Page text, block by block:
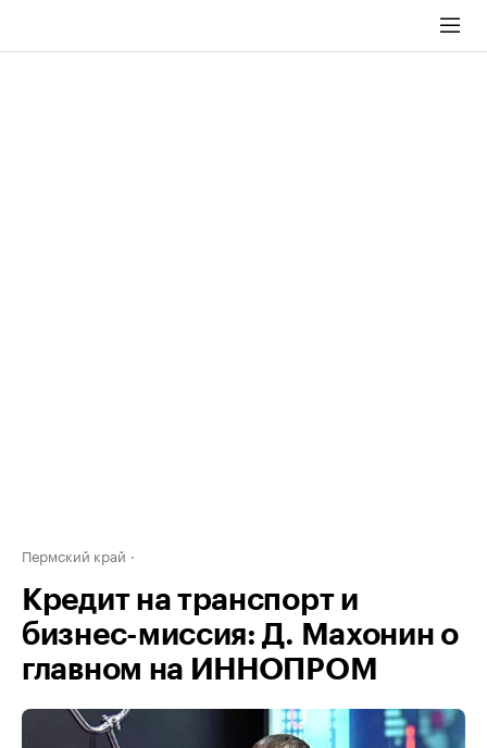
Пермский край
Кредит на транспорт и
бизнес-миссия: Д. Махонин о
главном на ИННОПРОМ